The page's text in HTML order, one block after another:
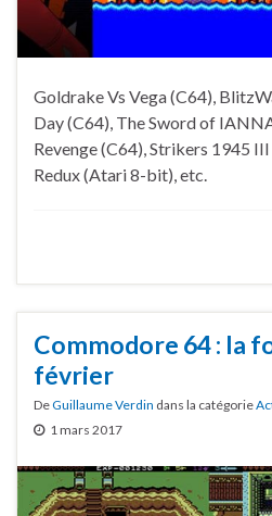
Goldrake Vs Vega (C64),
Day (C64), The Sword of
Revenge (C64), Strikers 1945
Redux (Atari 8-bit), etc.
Commodore 64 : la
février
DeGuillaume Verdin dans la catégorie
1 mars 2017